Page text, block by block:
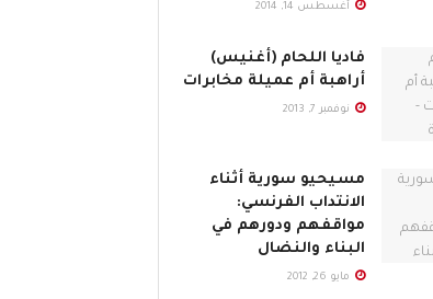
أغسطس 14, 2014
فاديا اللحام (أغنيس)
أراهبة أم عميلة مخابرات
نوفمبر 7, 2013
مسيحيو سورية أثناء
الانتداب الفرنسي:
مواقفهم ودورهم في
البناء والنضال
مايو 26, 2012